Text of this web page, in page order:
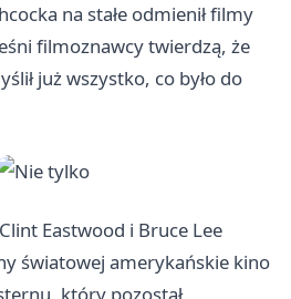
na stałe odmienił filmy
filmoznawcy twierdzą, że
już wszystko, co było do
Eastwood i Bruce Lee
światowej amerykańskie kino